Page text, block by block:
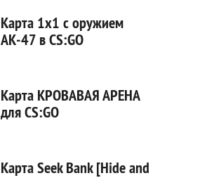
Карта 1х1 с оружием
АК-47 в CS:GO
Карта КРОВАВАЯ АРЕНА
для CS:GO
Карта Seek Bank [Hide and